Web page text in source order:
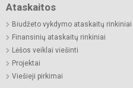
Ataskaitos
Biudžeto vykdymo ataskaitų rinkiniai
Finansinių ataskaitų rinkiniai
Lėšos veiklai viešinti
Projektai
Viešieji pirkimai